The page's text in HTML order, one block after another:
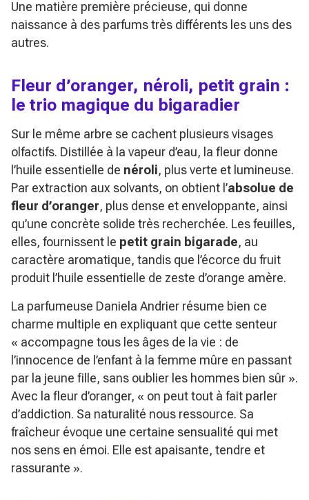
Une matière première précieuse, qui donne
naissance à des parfums très différents les uns des
autres.
Fleur d’oranger, néroli, petit grain :
le trio magique du bigaradier
Sur le même arbre se cachent plusieurs visages
olfactifs. Distillée à la vapeur d’eau, la fleur donne
l’huile essentielle de néroli, plus verte et lumineuse.
Par extraction aux solvants, on obtient l’absolue de
fleur d’oranger, plus dense et enveloppante, ainsi
qu’une concrète solide très recherchée. Les feuilles,
elles, fournissent le petit grain bigarade, au
caractère aromatique, tandis que l’écorce du fruit
produit l’huile essentielle de zeste d’orange amère.
La parfumeuse Daniela Andrier résume bien ce
charme multiple en expliquant que cette senteur
« accompagne tous les âges de la vie : de
l’innocence de l’enfant à la femme mûre en passant
par la jeune fille, sans oublier les hommes bien sûr ».
Avec la fleur d’oranger, « on peut tout à fait parler
d’addiction. Sa naturalité nous ressource. Sa
fraîcheur évoque une certaine sensualité qui met
nos sens en émoi. Elle est apaisante, tendre et
rassurante ».